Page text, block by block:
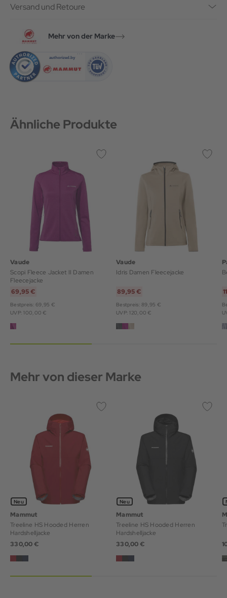
Versand und Retoure
Mehr von der Marke
Ähnliche Produkte
Vaude
Scopi Fleece Jacket II Damen
Fleecejacke
69,95 €
Bestpreis: 69,95 €
UVP: 100,00 €
Vaude
Idris Damen Fleecejacke
89,95 €
Bestpreis: 89,95 €
UVP: 120,00 €
Mehr von dieser Marke
Neu
Mammut
Treeline HS Hooded Herren
Hardshelljacke
330,00 €
Neu
Mammut
Treeline HS Hooded Herren
Hardshelljacke
330,00 €